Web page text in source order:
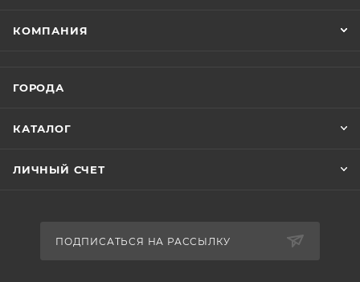
КОМПАНИЯ
ГОРОДА
КАТАЛОГ
ЛИЧНЫЙ СЧЕТ
ПОДПИСАТЬСЯ НА РАССЫЛКУ